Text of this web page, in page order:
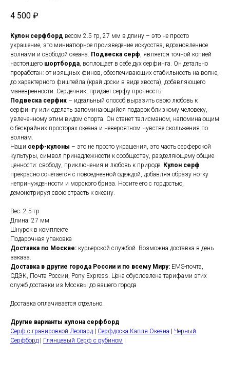
4 500 ₽
Кулон серфборд весом 2.5 гр, 27 мм в длину – это не просто
украшение, это миниатюрное произведение искусства, вдохновленное
волнами и свободой океана. Подвеска серф, является точной копией
настоящего шортборда, воплощает в себе дух серфинга. Он детально
проработан: от изящных финов, обеспечивающих стабильность на волне,
до характерного фиштейла (край доски в виде хвоста), добавляющего
маневренности. Сердечник, придает серфу прочность.
Подвеска серфик – идеальный способ выразить свою любовь к
серфингу или сделать запоминающийся подарок близкому человеку,
увлеченному этим видом спорта. Он станет талисманом, напоминающим
о бескрайних просторах океана и невероятном чувстве скольжения по
волнам.
Наши серф-кулоны – это не просто украшения, это часть серферской
культуры, символ принадлежности к сообществу, разделяющему общие
ценности: свободу, приключения и любовь к природе. Кулон серф
прекрасно сочетается с повседневной одеждой, добавляя образу нотку
непринужденности и морского бриза. Носите его с гордостью,
демонстрируя свою страсть к океану.
Вес: 2.5 гр
Длина: 27 мм
Шнурок в комплекте
Подарочная упаковка
Доставка по Москве: курьерской службой. Возможна доставка в день
заказа.
Доставка в другие города России и по всему Миру: EMS-почта,
СДЭК, Почта России, Pony Express. Цена обусловлена тарифами этих
служб доставки из Москвы до вашего города
Доставка оплачивается отдельно.
Другие варианты кулона серфборд
Серф с гравировкой Леопард
Серфдоска Капля Океана
Черный
Серфборд
Глянцевый Серф с рубином